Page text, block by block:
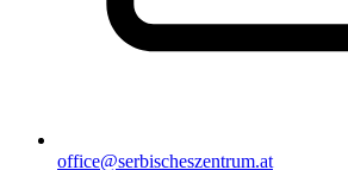
office@serbischeszentrum.at